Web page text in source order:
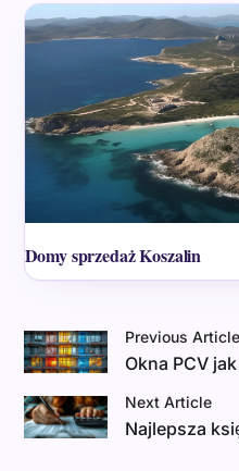
Domy sprzedaż Koszalin
Previous Article
Okna PCV
Next Article
Najlepsza